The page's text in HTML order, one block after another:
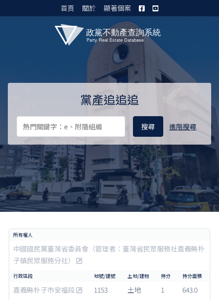
首頁 關於 顯著個案
黨產追追追
進階搜尋
中國國民黨臺灣省委員會（管理者：臺灣省民眾服務社嘉義縣朴
子鎮民眾服務分社）
嘉義縣朴子市安福段 1153 土地 1 643.0